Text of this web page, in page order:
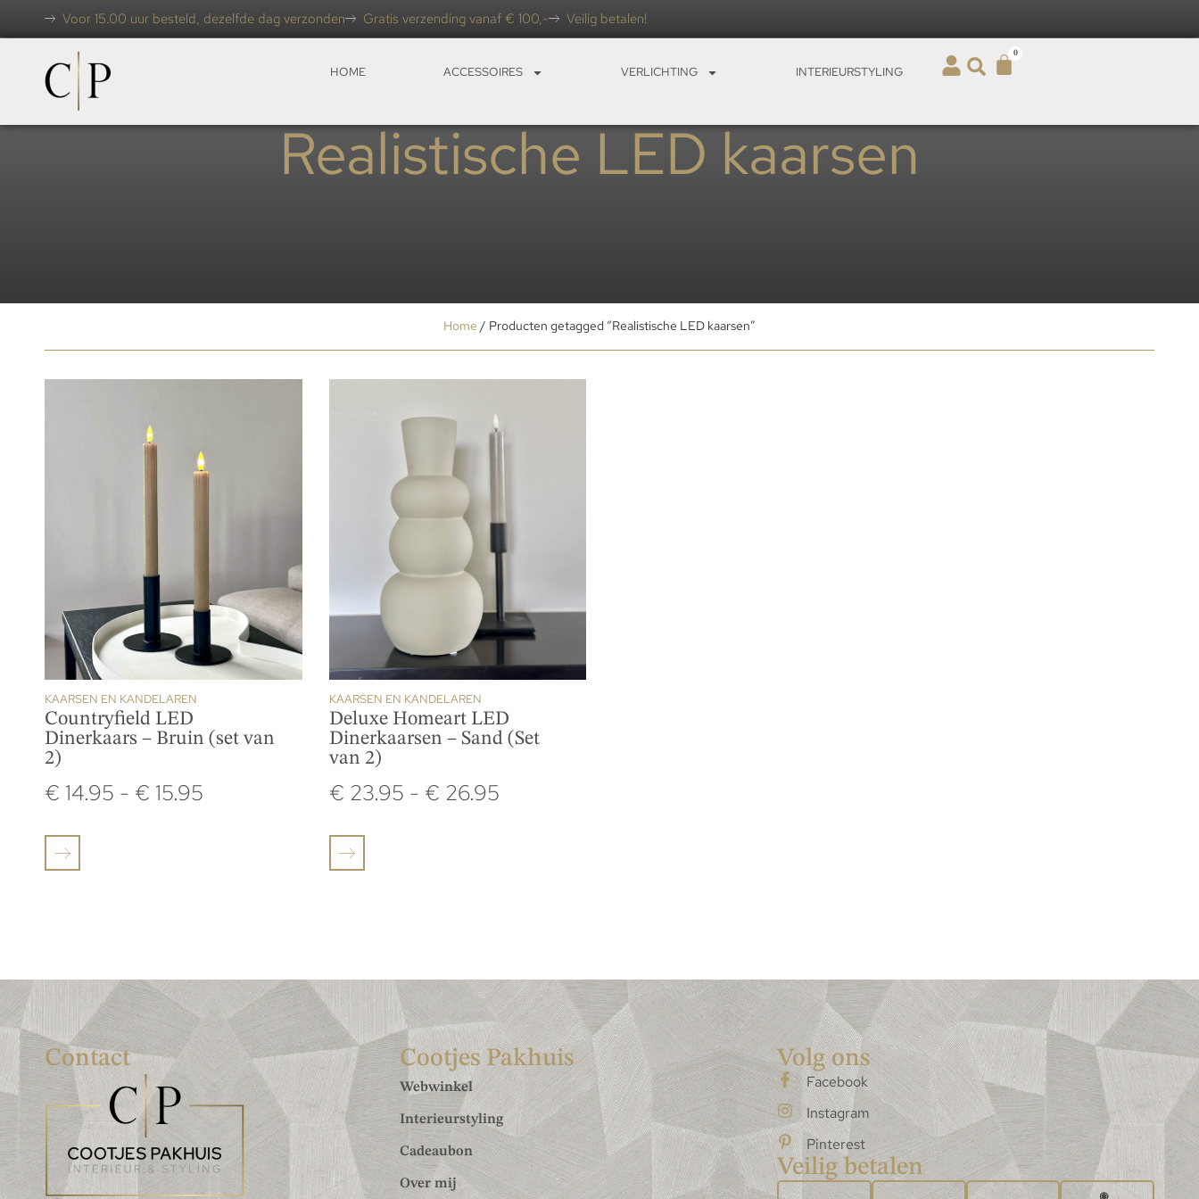
Voor 15.00 uur besteld, dezelfde dag verzonden Gratis verzending vanaf € 100,- Veilig betalen!
HOME ACCESSOIRES VERLICHTING INTERIEURSTYLING
0
Realistische LED kaarsen
Home / Producten getagged “Realistische LED kaarsen”
KAARSEN EN KANDELAREN
Countryfield LED
Dinerkaars – Bruin (set van
2)
€ 14.95 - € 15.95
KAARSEN EN KANDELAREN
Deluxe Homeart LED
Dinerkaarsen – Sand (Set
van 2)
€ 23.95 - € 26.95
Contact Cootjes Pakhuis
Webwinkel
Interieurstyling
Cadeaubon
Over mij
Volg ons
Facebook
Instagram
Pinterest
Veilig betalen